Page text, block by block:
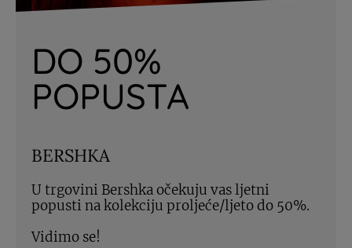
DO 50%
POPUSTA
BERSHKA
U trgovini Bershka očekuju vas ljetni
popusti na kolekciju proljeće/ljeto do 50%.
Vidimo se!